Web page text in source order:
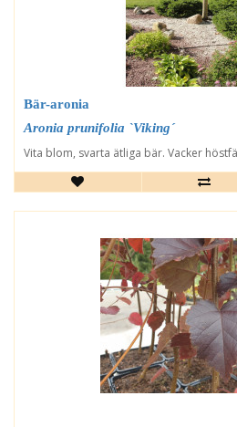
Bär-aronia
Aronia prunifolia `Viking´
Vita blom, svarta ätliga bär. Vacker